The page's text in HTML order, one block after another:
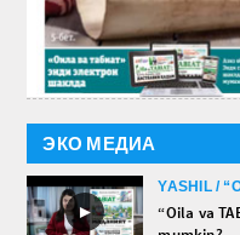
ЭКО МЕДИА
►
YASHIL /
“Oila va